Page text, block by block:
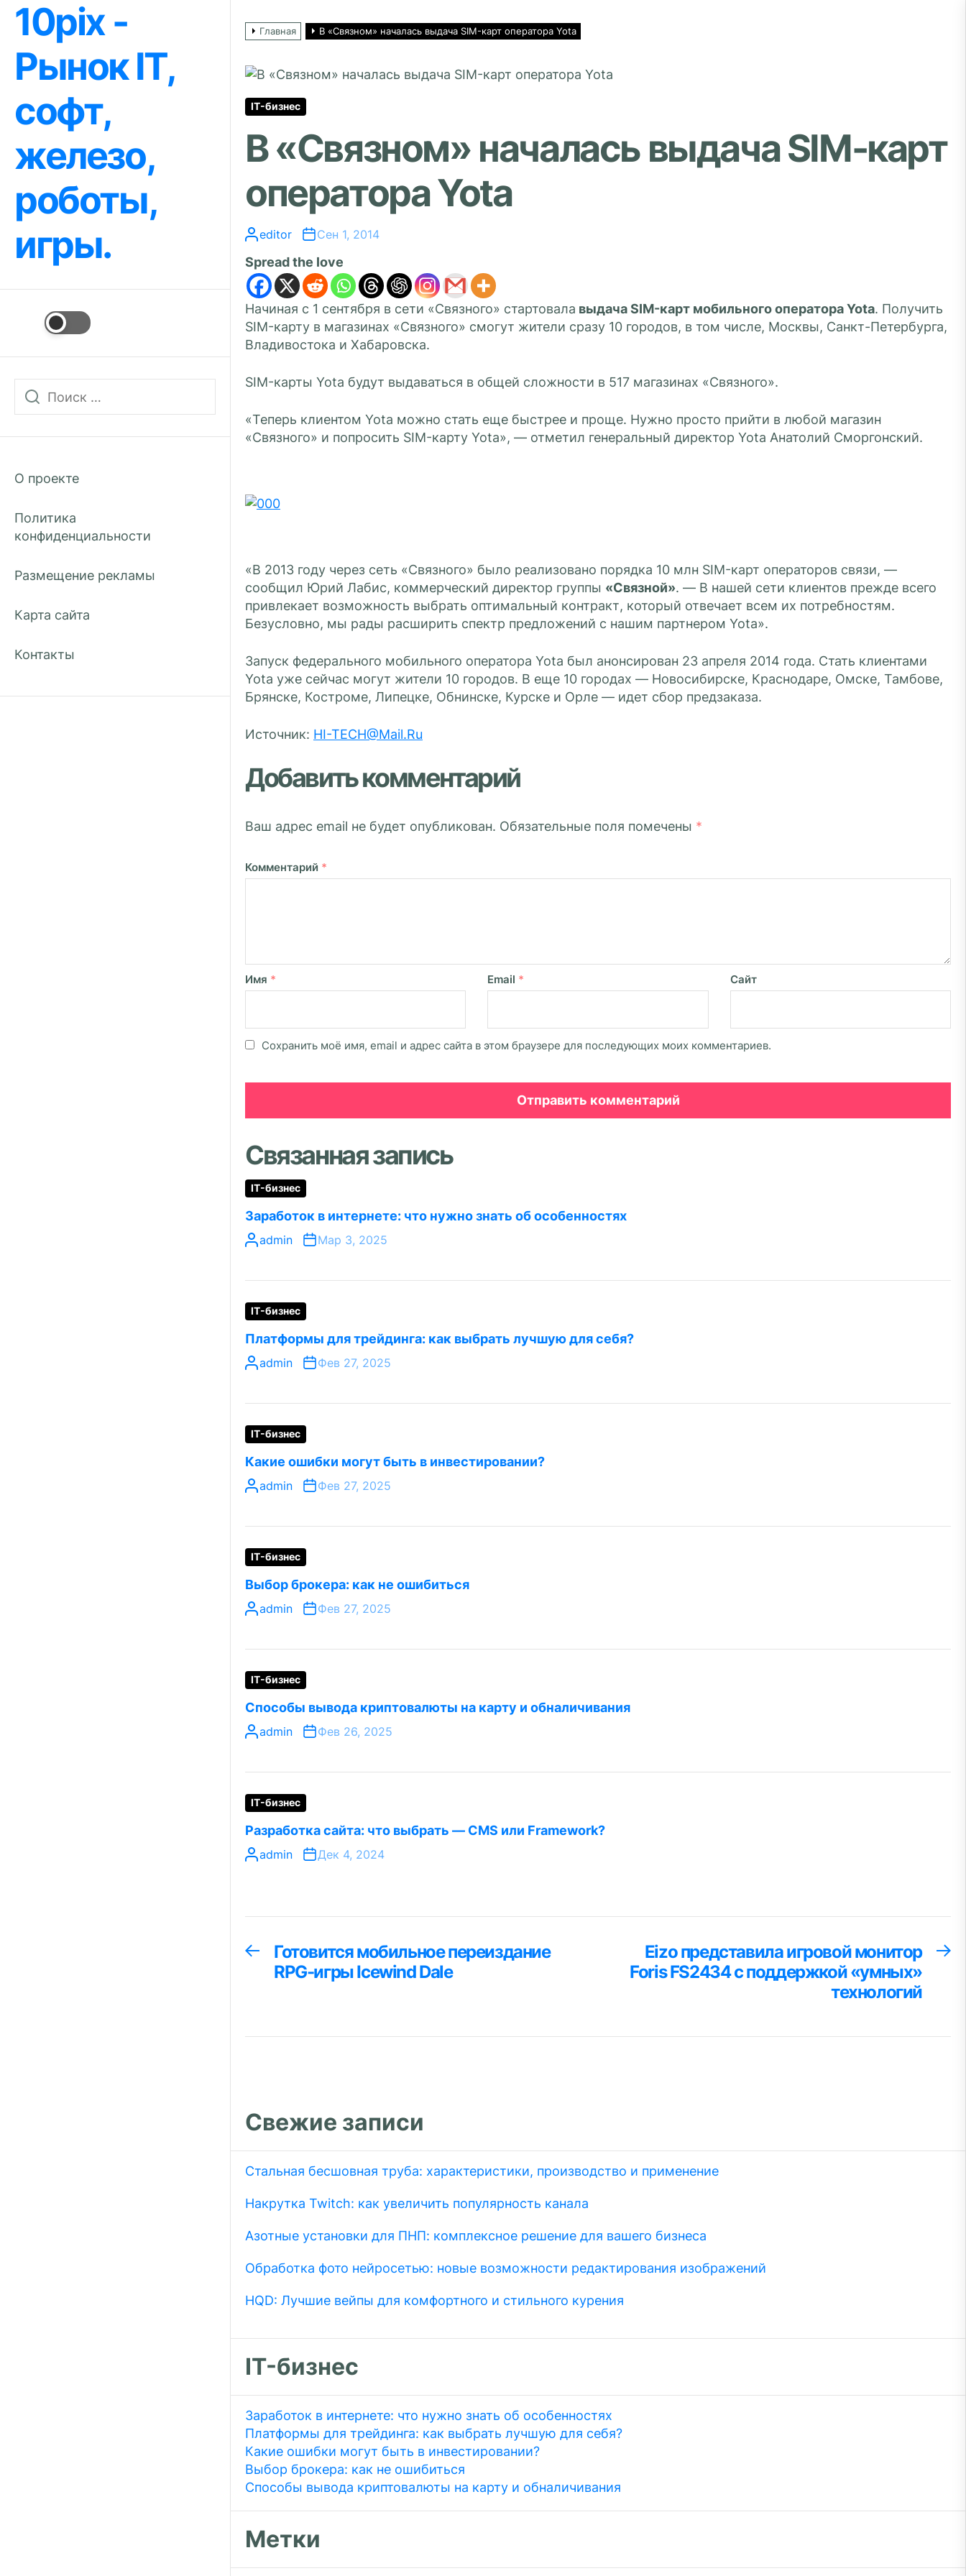
Перейти
содержимому
10pix -
Рынок IT,
софт,
железо,
роботы,
игры.
О проекте
Политика
конфиденциальности
Размещение рекламы
Карта сайта
Контакты
Главная В «Связном» началась выдача SIM-карт оператора Yota
IT-бизнес
В «Связном» началась выдача SIM-карт
оператора Yota
editor Сен 1, 2014
Spread the love
Начиная с 1 сентября в сети «Связного» стартовала выдача SIM-карт мобильного оператора Yota. Получить
SIM-карту в магазинах «Связного» смогут жители сразу 10 городов, в том числе, Москвы, Санкт-Петербурга,
Владивостока и Хабаровска.
SIM-карты Yota будут выдаваться в общей сложности в 517 магазинах «Связного».
«Теперь клиентом Yota можно стать еще быстрее и проще. Нужно просто прийти в любой магазин
«Связного» и попросить SIM-карту Yota», — отметил генеральный директор Yota Анатолий Сморгонский.
«В 2013 году через сеть «Связного» было реализовано порядка 10 млн SIM-карт операторов связи, —
сообщил Юрий Лабис, коммерческий директор группы «Связной». — В нашей сети клиентов прежде всего
привлекает возможность выбрать оптимальный контракт, который отвечает всем их потребностям.
Безусловно, мы рады расширить спектр предложений с нашим партнером Yota».
Запуск федерального мобильного оператора Yota был анонсирован 23 апреля 2014 года. Стать клиентами
Yota уже сейчас могут жители 10 городов. В еще 10 городах — Новосибирске, Краснодаре, Омске, Тамбове,
Брянске, Костроме, Липецке, Обнинске, Курске и Орле — идет сбор предзаказа.
Источник: HI-TECH@Mail.Ru
Добавить комментарий
Ваш адрес email не будет опубликован. Обязательные поля помечены *
Комментарий *
Имя * Email * Сайт
Сохранить моё имя, email и адрес сайта в этом браузере для последующих моих комментариев.
Связанная запись
IT-бизнес
Заработок в интернете: что нужно знать об особенностях
admin Мар 3, 2025
IT-бизнес
Платформы для трейдинга: как выбрать лучшую для себя?
admin Фев 27, 2025
IT-бизнес
Какие ошибки могут быть в инвестировании?
admin Фев 27, 2025
IT-бизнес
Выбор брокера: как не ошибиться
admin Фев 27, 2025
IT-бизнес
Способы вывода криптовалюты на карту и обналичивания
admin Фев 26, 2025
IT-бизнес
Разработка сайта: что выбрать — CMS или Framework?
admin Дек 4, 2024
Навигация
Предыдущая
запись:
Готовится мобильное переиздание
RPG-игры Icewind Dale
Eizo представила игровой монитор
Foris FS2434 с поддержкой «умных»
технологий
Свежие записи
Стальная бесшовная труба: характеристики, производство и применение
Накрутка Twitch: как увеличить популярность канала
Азотные установки для ПНП: комплексное решение для вашего бизнеса
Обработка фото нейросетью: новые возможности редактирования изображений
HQD: Лучшие вейпы для комфортного и стильного курения
IT-бизнес
Заработок в интернете: что нужно знать об особенностях
Платформы для трейдинга: как выбрать лучшую для себя?
Какие ошибки могут быть в инвестировании?
Выбор брокера: как не ошибиться
Способы вывода криптовалюты на карту и обналичивания
Метки